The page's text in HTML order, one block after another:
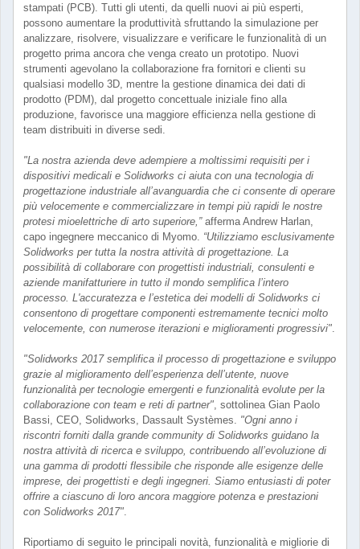
stampati (PCB). Tutti gli utenti, da quelli nuovi ai più esperti,
possono aumentare la produttività sfruttando la simulazione per
analizzare, risolvere, visualizzare e verificare le funzionalità di un
progetto prima ancora che venga creato un prototipo. Nuovi
strumenti agevolano la collaborazione fra fornitori e clienti su
qualsiasi modello 3D, mentre la gestione dinamica dei dati di
prodotto (PDM), dal progetto concettuale iniziale fino alla
produzione, favorisce una maggiore efficienza nella gestione di
team distribuiti in diverse sedi.
"La nostra azienda deve adempiere a moltissimi requisiti per i
dispositivi medicali e Solidworks ci aiuta con una tecnologia di
progettazione industriale all’avanguardia che ci consente di operare
più velocemente e commercializzare in tempi più rapidi le nostre
protesi mioelettriche di arto superiore,”afferma Andrew Harlan,
capo ingegnere meccanico di Myomo. “Utilizziamo esclusivamente
Solidworks per tutta la nostra attività di progettazione. La
possibilità di collaborare con progettisti industriali, consulenti e
aziende manifatturiere in tutto il mondo semplifica l’intero
processo. L'accuratezza e l’estetica dei modelli di Solidworks ci
consentono di progettare componenti estremamente tecnici molto
velocemente, con numerose iterazioni e miglioramenti progressivi".
"Solidworks 2017 semplifica il processo di progettazione e sviluppo
grazie al miglioramento dell’esperienza dell’utente, nuove
funzionalità per tecnologie emergenti e funzionalità evolute per la
collaborazione con team e reti di partner", sottolinea Gian Paolo
Bassi, CEO, Solidworks, Dassault Systèmes. "Ogni anno i
riscontri forniti dalla grande community di Solidworks guidano la
nostra attività di ricerca e sviluppo, contribuendo all’evoluzione di
una gamma di prodotti flessibile che risponde alle esigenze delle
imprese, dei progettisti e degli ingegneri. Siamo entusiasti di poter
offrire a ciascuno di loro ancora maggiore potenza e prestazioni
con Solidworks 2017".
Riportiamo di seguito le principali novità, funzionalità e migliorie di